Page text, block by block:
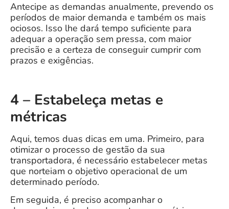
Antecipe as demandas anualmente, prevendo os
períodos de maior demanda e também os mais
ociosos. Isso lhe dará tempo suficiente para
adequar a operação sem pressa, com maior
precisão e a certeza de conseguir cumprir com
prazos e exigências.
4 – Estabeleça metas e
métricas
Aqui, temos duas dicas em uma. Primeiro, para
otimizar o processo de gestão da sua
transportadora, é necessário estabelecer metas
que norteiam o objetivo operacional de um
determinado período.
Em seguida, é preciso acompanhar o